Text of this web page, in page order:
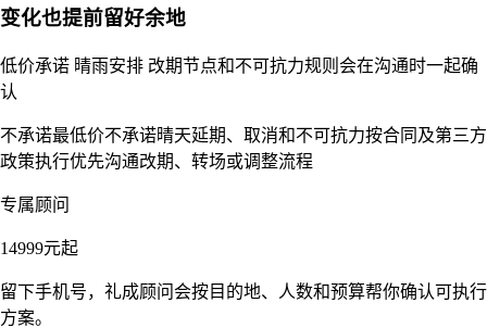
变化也提前留好余地
低价承诺 晴雨安排 改期节点和不可抗力规则会在沟通时一起确
认
不承诺最低价不承诺晴天延期、取消和不可抗力按合同及第三方
政策执行优先沟通改期、转场或调整流程
专属顾问
14999元起
留下手机号，礼成顾问会按目的地、人数和预算帮你确认可执行
方案。